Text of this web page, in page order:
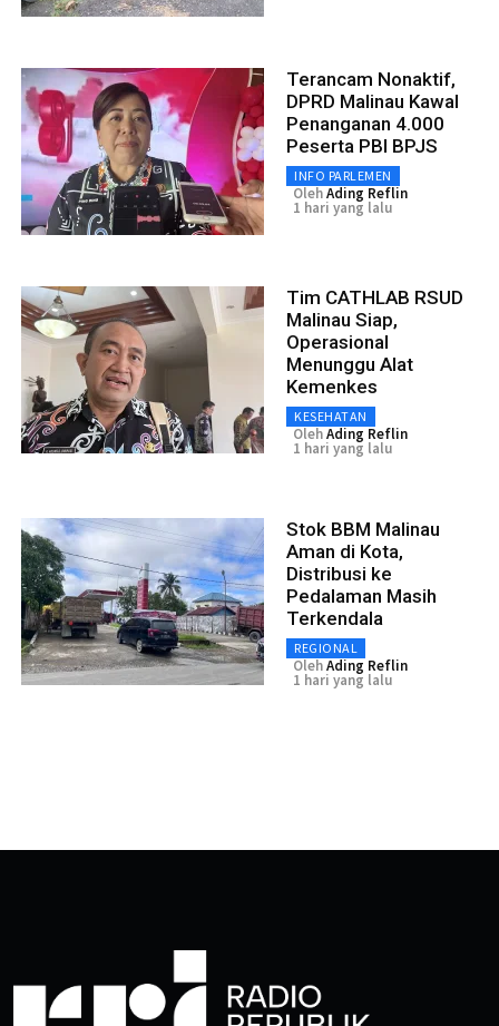
Terancam Nonaktif,
DPRD Malinau Kawal
Penanganan 4.000
Peserta PBI BPJS
INFO PARLEMEN
OlehAding Reflin
1 hari yang lalu
Tim CATHLAB RSUD
Malinau Siap,
Operasional
Menunggu Alat
Kemenkes
KESEHATAN
OlehAding Reflin
1 hari yang lalu
Stok BBM Malinau
Aman di Kota,
Distribusi ke
Pedalaman Masih
Terkendala
REGIONAL
OlehAding Reflin
1 hari yang lalu